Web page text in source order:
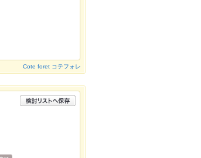
Cote foret コテフォレ